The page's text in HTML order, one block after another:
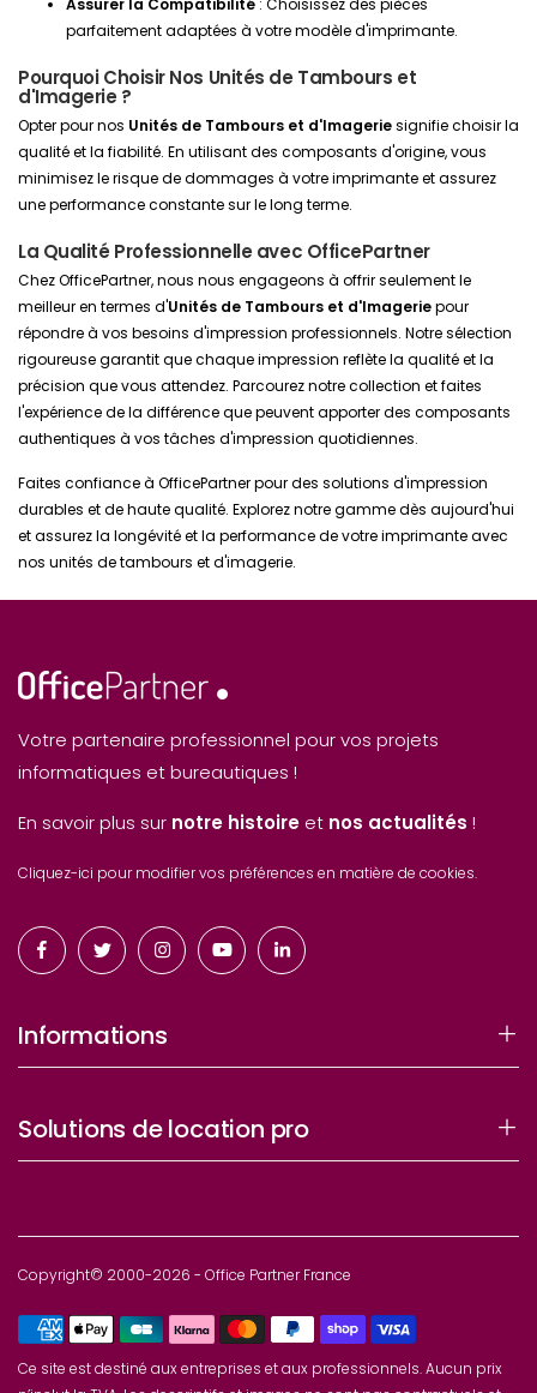
Assurer la Compatibilité : Choisissez des pièces
parfaitement adaptées à votre modèle d'imprimante.
Pourquoi Choisir Nos Unités de Tambours et
d'Imagerie ?
Opter pour nos Unités de Tambours et d'Imageriesignifie choisir la
qualité et la fiabilité. En utilisant des composants d'origine, vous
minimisez le risque de dommages à votre imprimante et assurez
une performance constante sur le long terme.
La Qualité Professionnelle avec OfficePartner
Chez OfficePartner, nous nous engageons à offrir seulement le
meilleur en termes d'Unités de Tambours et d'Imageriepour
répondre à vos besoins d'impression professionnels. Notre sélection
rigoureuse garantit que chaque impression reflète la qualité et la
précision que vous attendez. Parcourez notre collection et faites
l'expérience de la différence que peuvent apporter des composants
authentiques à vos tâches d'impression quotidiennes.
Faites confiance à OfficePartner pour des solutions d'impression
durables et de haute qualité. Explorez notre gamme dès aujourd'hui
et assurez la longévité et la performance de votre imprimante avec
nos unités de tambours et d'imagerie.
Votre partenaire professionnel pour vos projets
informatiques et bureautiques !
En savoir plus sur notre histoire et nos actualités !
Cliquez-ici pour modifier vos préférences en matière de cookies.
Informations
Solutions de location pro
Copyright© 2000-2026 - Office Partner France
Ce site est destiné aux entreprises et aux professionnels. Aucun prix